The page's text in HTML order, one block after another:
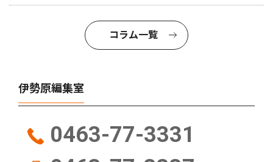
コラム一覧
伊勢原編集室
0463-77-3331